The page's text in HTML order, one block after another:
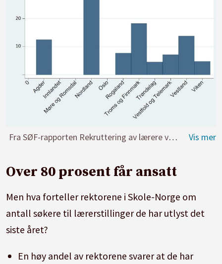
Fra SØF-rapporten Rekruttering av lærere ved norske skoler.
Over 80 prosent får ansatt
Men hva forteller rektorene i Skole-Norge om
antall søkere til lærerstillinger de har utlyst det
siste året?
En høy andel av rektorene svarer at de har